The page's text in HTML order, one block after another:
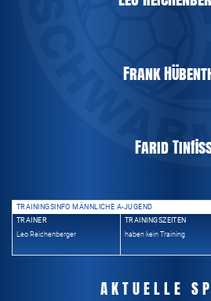
Frank
Farid
MÄNNLICHE A-JUGEND
TRAINER
TRAININGSZEITEN
Leo Reichenberger
haben kein Training
AKTUELLE